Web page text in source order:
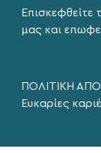
Επισκεφθείτε
μας και
ΠΟΛΙΤΙΚΗ
Ευκαρίες